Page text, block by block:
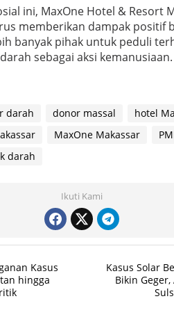
ini, MaxOne Hotel & Resort
memberikan dampak positif
banyak pihak untuk peduli
sebagai aksi kemanusiaan.
darah donor massal
hotel
MaxOne Makassar
darah
Ikuti Kami
Kasus
hingga
Kasus Solar
Bikin